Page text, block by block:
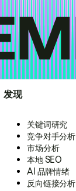
发现
关键词研究
竞争对手分析
市场分析
本地 SEO
AI 品牌情绪
反向链接分析